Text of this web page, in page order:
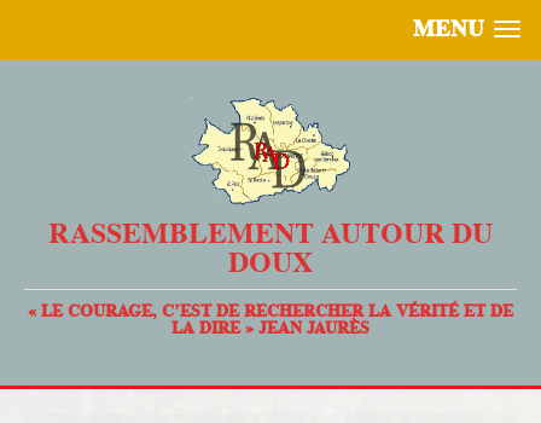
MENU
RASSEMBLEMENT AUTOUR DU
DOUX
« LE COURAGE, C’EST DE RECHERCHER LA VÉRITÉ ET DE
LA DIRE » JEAN JAURÈS